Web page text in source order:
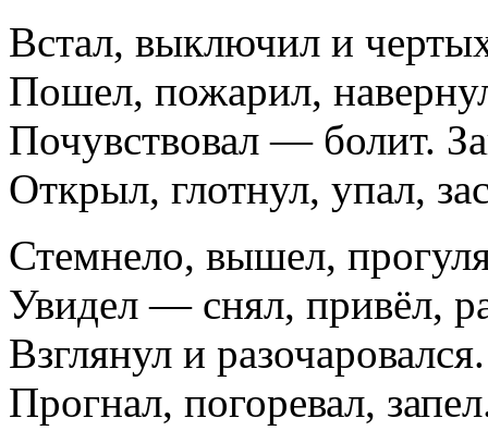
Встал, выключил и
Пошел, пожарил,
Почувствовал — болит.
Открыл, глотнул, упал,
Стемнело, вышел,
Увидел — снял, привёл,
Взглянул и разочаровался.
Прогнал, погоревал,